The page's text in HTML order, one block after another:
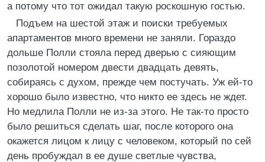
а потому что тот ожидал такую роскошную гостью.
Подъем на шестой этаж и поиски требуемых
апартаментов много времени не заняли. Гораздо
дольше Полли стояла перед дверью с сияющим
позолотой номером двести двадцать девять,
собираясь с духом, прежде чем постучать. Уж ей-то
хорошо было известно, что никто ее здесь не ждет.
Но медлила Полли не из-за этого. Не так-то просто
было решиться сделать шаг, после которого она
окажется лицом к лицу с человеком, который по сей
день пробуждал в ее душе светлые чувства,